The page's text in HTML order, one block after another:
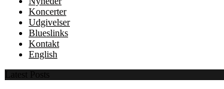
Koncerter
Udgivelser
Blueslinks
Kontakt
English
Latest Posts